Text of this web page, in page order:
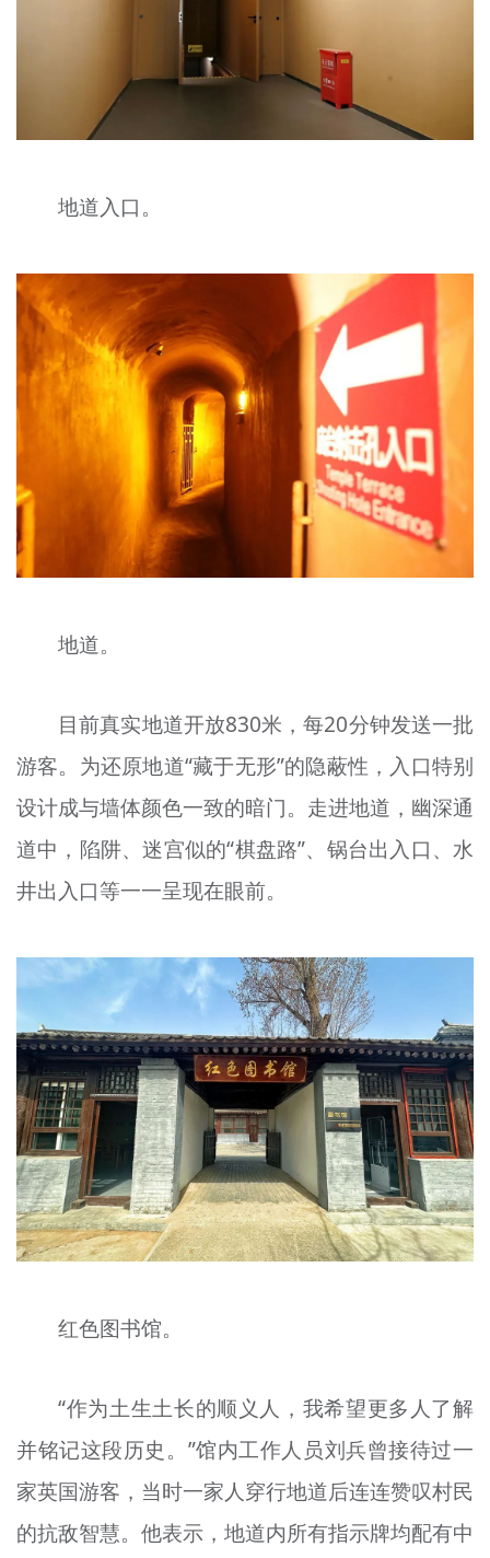
地道入口。
地道。
目前真实地道开放830米，每20分钟发送一批
游客。为还原地道“藏于无形”的隐蔽性，入口特别
设计成与墙体颜色一致的暗门。走进地道，幽深通
道中，陷阱、迷宫似的“棋盘路”、锅台出入口、水
井出入口等一一呈现在眼前。
红色图书馆。
“作为土生土长的顺义人，我希望更多人了解
并铭记这段历史。”馆内工作人员刘兵曾接待过一
家英国游客，当时一家人穿行地道后连连赞叹村民
的抗敌智慧。他表示，地道内所有指示牌均配有中